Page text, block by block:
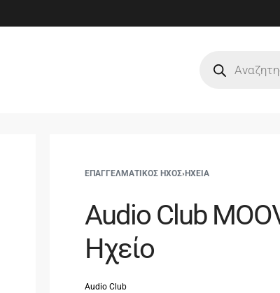
ΕΠΑΓΓΕΛΜΑΤΙΚΟΣ ΗΧΟΣ› ΗΧΕΙΑ
Audio Club
Ηχείο
Audio Club